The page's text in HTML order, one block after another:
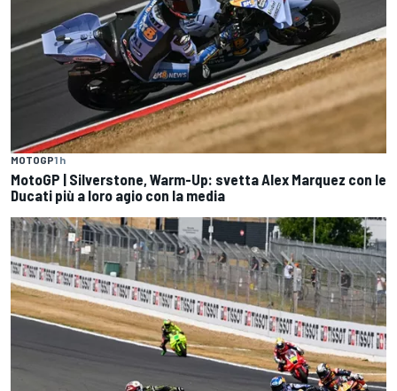
MOTOGP1 h
MotoGP | Silverstone, Warm-Up: svetta Alex Marquez con le
Ducati più a loro agio con la media